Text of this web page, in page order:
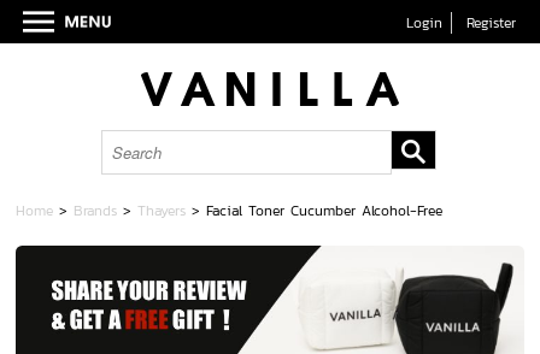
Login Register
Home > Brands >Thayers >Facial Toner Cucumber Alcohol-Free